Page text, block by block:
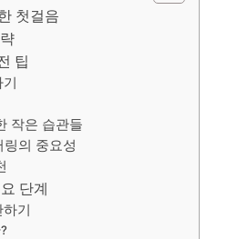
첫걸음
팁
작은 습관들
의 중요성
단계
기